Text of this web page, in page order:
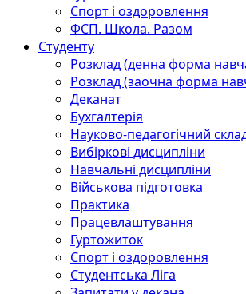
Спорт і оздоровлення
ФСП. Школа. Разом
Студенту
Розклад (денна форма
Розклад (заочна форма
Деканат
Бухгалтерія
Науково-педагогічний
Вибіркові дисципліни
Навчальні дисципліни
Військова підготовка
Практика
Працевлаштування
Гуртожиток
Спорт і оздоровлення
Студентська Ліга